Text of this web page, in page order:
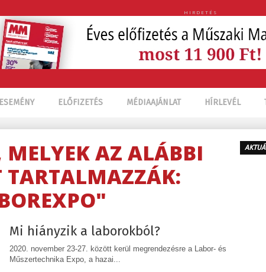
HIRDETÉS
ESEMÉNY ELŐFIZETÉS MÉDIAAJÁNLAT HÍRLEVÉL
MELYEK AZ ALÁBBI
TARTALMAZZÁK:
Mi hiányzik a laborokból?
2020. november 23-27. között kerül megrendezésre a Labor- és
Műszertechnika Expo, a hazai...